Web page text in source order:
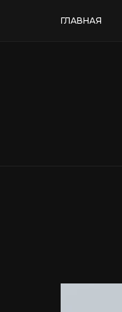
ГЛАВНАЯ